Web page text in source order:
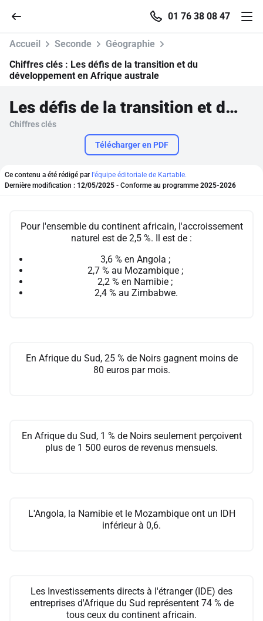
01 76 38 08 47
Parcourir
S'inscrire gratuitement
Accueil Seconde
Géographie
Chiffres clés : Les défis de la transition et du
développement en Afrique australe
Les défis de la transition et du développement en Afrique australe
Chiffres clés
Télécharger en PDF
Ce contenu a été rédigé par l'équipe éditoriale de Kartable.
Dernière modification : 12/05/2025 - Conforme au programme 2025-2026
Pour l'ensemble du continent africain, l'accroissement
naturel est de 2,5 %. Il est de :
3,6 % en Angola ;
2,7 % au Mozambique ;
2,2 % en Namibie ;
2,4 % au Zimbabwe.
En Afrique du Sud, 25 % de Noirs gagnent moins de
80 euros par mois.
En Afrique du Sud, 1 % de Noirs seulement perçoivent
plus de 1 500 euros de revenus mensuels.
L'Angola, la Namibie et le Mozambique ont un IDH
inférieur à 0,6.
Les Investissements directs à l'étranger (IDE) des
entreprises d'Afrique du Sud représentent 74 % de
tous ceux du continent africain.